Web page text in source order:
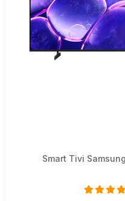
Smart Tivi